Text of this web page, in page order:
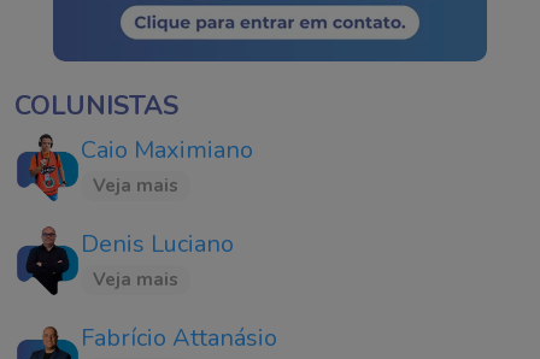
COLUNISTAS
Caio Maximiano
Veja mais
Denis Luciano
Veja mais
Fabrício Attanásio